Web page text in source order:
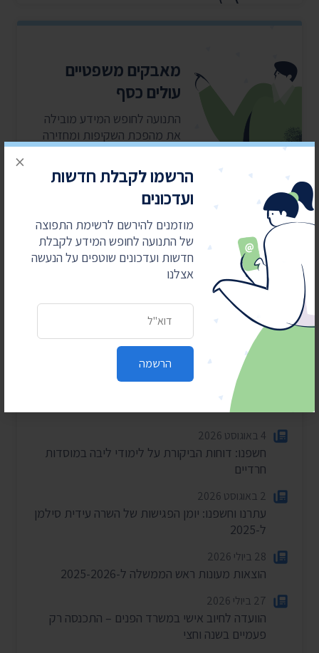
הרשמו לקבלת חדשות
ועדכונים
מוזמנים להירשם לרשימת התפוצה
של התנועה לחופש המידע לקבלת
חדשות ועדכונים שוטפים על הנעשה
אצלנו
הרשמה
×
מאבקים משפטיים
עולים כסף
התנועה לחופש המידע מובילה
את מהפכת השקיפות ומחזירה
את המידע לציבור. כדי שנוכל
להמשיך אנחנו זקוקים
לתמיכתם
כן, אני רוצה לתמוך
חדשות אחרונות
4 באוגוסט 2026
חשפנו: דוחות הביקורת על לימודי ליבה במוסדות
חרדיים
2 באוגוסט 2026
עתרנו וחשפנו: יומן הפגישות של השרה עידית סילמן
ל-2025
28 ביולי 2026
הוצאות מעונות ראש הממשלה ל-2025-2026
27 ביולי 2026
הוועדה לחיוב אישי במשרד הפנים – התכנסה רק
פעמיים בשנה וחצי